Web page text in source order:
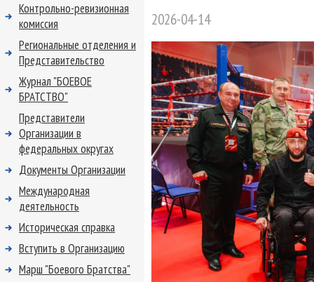
2026-04-14
Контрольно-ревизионная
комиссия
Региональные отделения и
Представительство
Журнал "БОЕВОЕ
БРАТСТВО"
Представители
Организации в
федеральных округах
Документы Организации
Международная
деятельность
Историческая справка
Вступить в Организацию
Марш "Боевого Братства"